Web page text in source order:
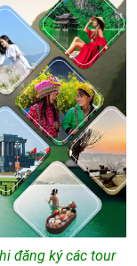
đăng ký các tour